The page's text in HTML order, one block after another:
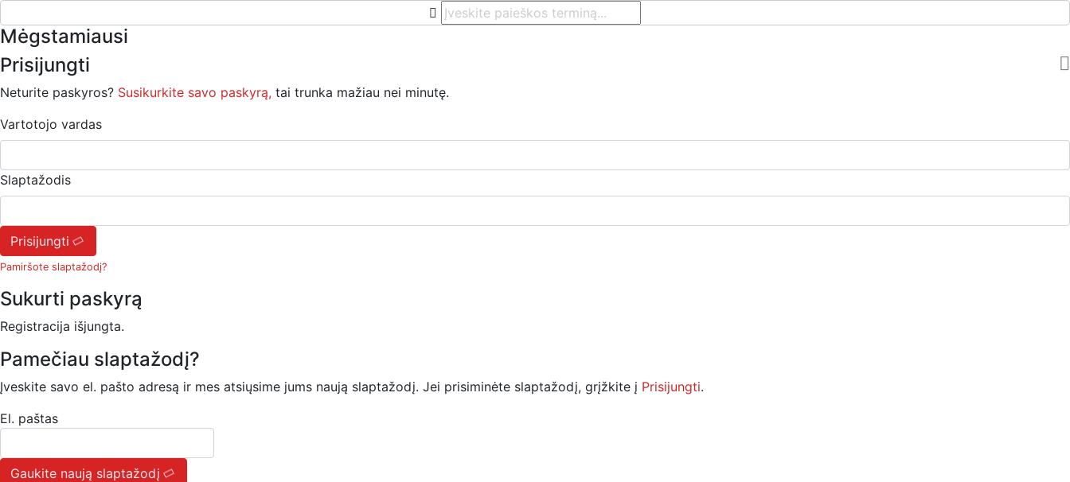
Mėgstamiausi
Prisijungti
Neturite paskyros? Susikurkite savo paskyrą, tai trunka mažiau nei minutę.
Vartotojo vardas
Slaptažodis
Prisijungti
Pamiršote slaptažodį?
Sukurti paskyrą
Registracija išjungta.
Pamečiau slaptažodį?
Įveskite savo el. pašto adresą ir mes atsiųsime jums naują slaptažodį. Jei prisiminėte slaptažodį, grįžkite į Prisijungti.
El. paštas
Gaukite naują slaptažodį